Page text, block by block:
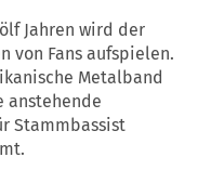
Jahren wird der
von Fans aufspielen.
Metalband
anstehende
Stammbassist